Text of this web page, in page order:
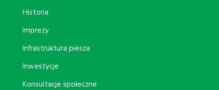
Historia
Imprezy
Infrastruktura piesza
Inwestycje
Konsultacje społeczne